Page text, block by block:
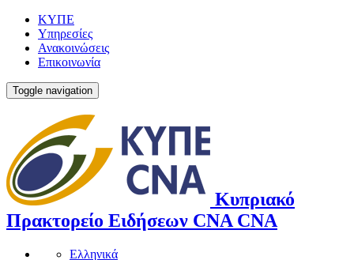
ΚΥΠΕ
Υπηρεσίες
Ανακοινώσεις
Επικοινωνία
Toggle navigation
Κυπριακό
Πρακτορείο Ειδήσεων CNA CNA
Ελληνικά